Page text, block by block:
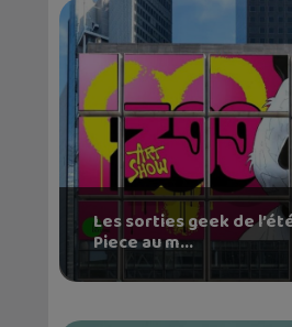
Les sorties geek de
Piece au m...